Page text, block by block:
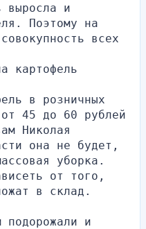
выросла и
Поэтому на
всех
картофель
в розничных
от 45 до 60 рублей
Николая
она не будет,
уборка.
от того,
в склад.
подорожали и